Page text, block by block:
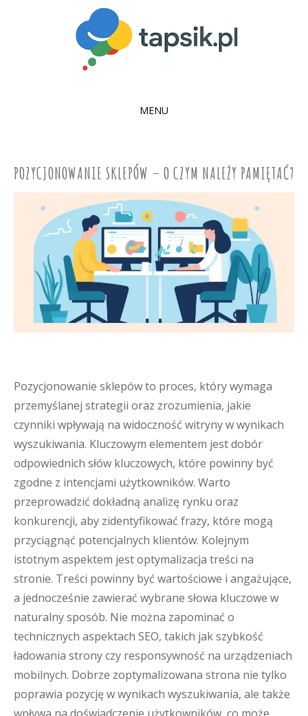
MENU
CONTENT
POZYCJONOWANIE SKLEPÓW – O CZYM NALEŻY PAMIĘTAĆ?
Pozycjonowanie sklepów to proces, który wymaga
przemyślanej strategii oraz zrozumienia, jakie
czynniki wpływają na widoczność witryny w wynikach
wyszukiwania. Kluczowym elementem jest dobór
odpowiednich słów kluczowych, które powinny być
zgodne z intencjami użytkowników. Warto
przeprowadzić dokładną analizę rynku oraz
konkurencji, aby zidentyfikować frazy, które mogą
przyciągnąć potencjalnych klientów. Kolejnym
istotnym aspektem jest optymalizacja treści na
stronie. Treści powinny być wartościowe i angażujące,
a jednocześnie zawierać wybrane słowa kluczowe w
naturalny sposób. Nie można zapominać o
technicznych aspektach SEO, takich jak szybkość
ładowania strony czy responsywność na urządzeniach
mobilnych. Dobrze zoptymalizowana strona nie tylko
poprawia pozycję w wynikach wyszukiwania, ale także